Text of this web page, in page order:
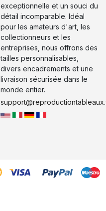
exceptionnelle et un souci du
détail incomparable. Idéal
pour les amateurs d'art, les
collectionneurs et les
entreprises, nous offrons des
tailles personnalisables,
divers encadrements et une
livraison sécurisée dans le
monde entier.